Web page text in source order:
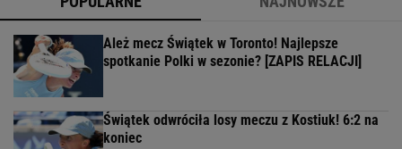
Ależ mecz Świątek w Toronto! Najlepsze
spotkanie Polki w sezonie? [ZAPIS RELACJI]
Świątek odwróciła losy meczu z Kostiuk! 6:2 na
koniec